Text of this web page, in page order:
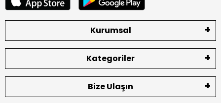
Kurumsal
Kategoriler
Bize Ulaşın